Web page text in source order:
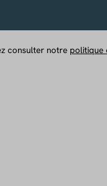
consulter notre politique